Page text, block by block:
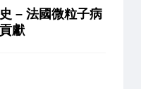
– 法國微粒子病
獻